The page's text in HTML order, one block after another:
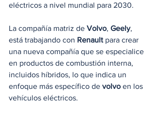
eléctricos a nivel mundial para 2030.
La compañía matriz de Volvo, Geely,
está trabajando con Renault para crear
una nueva compañía que se especialice
en productos de combustión interna,
incluidos híbridos, lo que indica un
enfoque más específico de volvo en los
vehículos eléctricos.